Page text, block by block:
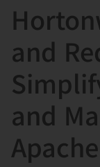
and
and